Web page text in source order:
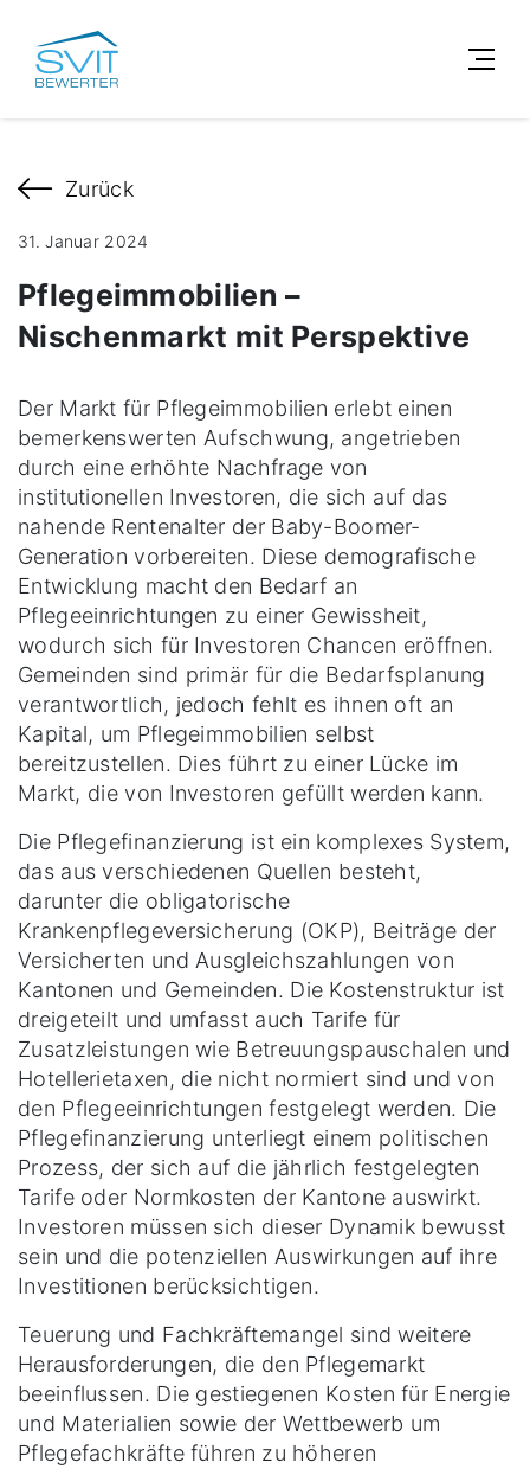
Zurück
31. Januar 2024
Pflegeimmobilien –
Nischenmarkt mit Perspektive
Der Markt für Pflegeimmobilien erlebt einen
bemerkenswerten Aufschwung, angetrieben
durch eine erhöhte Nachfrage von
institutionellen Investoren, die sich auf das
nahende Rentenalter der Baby-Boomer-
Generation vorbereiten. Diese demografische
Entwicklung macht den Bedarf an
Pflegeeinrichtungen zu einer Gewissheit,
wodurch sich für Investoren Chancen eröffnen.
Gemeinden sind primär für die Bedarfsplanung
verantwortlich, jedoch fehlt es ihnen oft an
Kapital, um Pflegeimmobilien selbst
bereitzustellen. Dies führt zu einer Lücke im
Markt, die von Investoren gefüllt werden kann.
Die Pflegefinanzierung ist ein komplexes System,
das aus verschiedenen Quellen besteht,
darunter die obligatorische
Krankenpflegeversicherung (OKP), Beiträge der
Versicherten und Ausgleichszahlungen von
Kantonen und Gemeinden. Die Kostenstruktur ist
dreigeteilt und umfasst auch Tarife für
Zusatzleistungen wie Betreuungspauschalen und
Hotellerietaxen, die nicht normiert sind und von
den Pflegeeinrichtungen festgelegt werden. Die
Pflegefinanzierung unterliegt einem politischen
Prozess, der sich auf die jährlich festgelegten
Tarife oder Normkosten der Kantone auswirkt.
Investoren müssen sich dieser Dynamik bewusst
sein und die potenziellen Auswirkungen auf ihre
Investitionen berücksichtigen.
Teuerung und Fachkräftemangel sind weitere
Herausforderungen, die den Pflegemarkt
beeinflussen. Die gestiegenen Kosten für Energie
und Materialien sowie der Wettbewerb um
Pflegefachkräfte führen zu höheren